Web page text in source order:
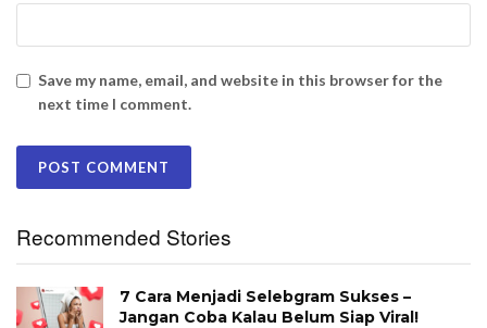
Save my name, email, and website in this browser for the
next time I comment.
Recommended Stories
7 Cara Menjadi Selebgram Sukses –
Jangan Coba Kalau Belum Siap Viral!